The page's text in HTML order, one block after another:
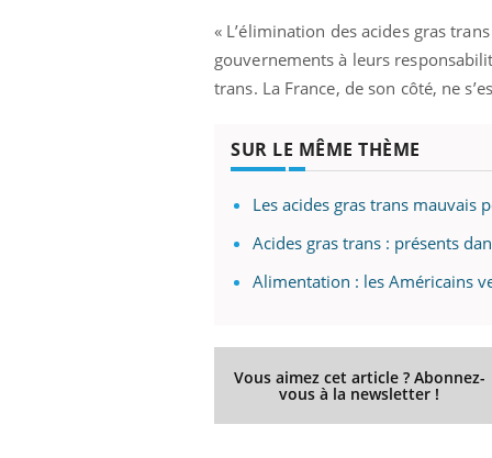
« L’élimination des acides gras
gouvernements à leurs
trans. La France, de son côté, ne
SUR LE MÊME THÈME
Les acides gras trans mauvais
Acides gras trans : présents
Alimentation : les Américains
Vous aimez cet article ? Abonnez-
vous à la newsletter !